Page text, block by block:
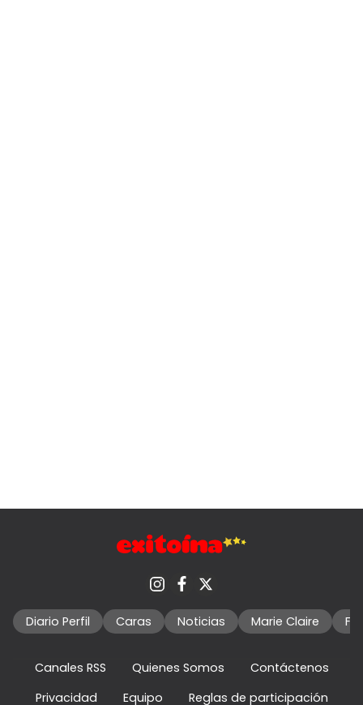
Diario Perfil Caras Noticias Marie Claire
Canales RSS Quienes Somos
Contáctenos
Privacidad
Equipo Reglas de participación